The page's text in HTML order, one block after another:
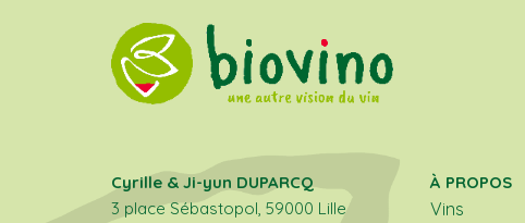
Cyrille & Ji-yun DUPARCQ
3 place Sébastopol, 59000 Lille
À PROPOS
Vins